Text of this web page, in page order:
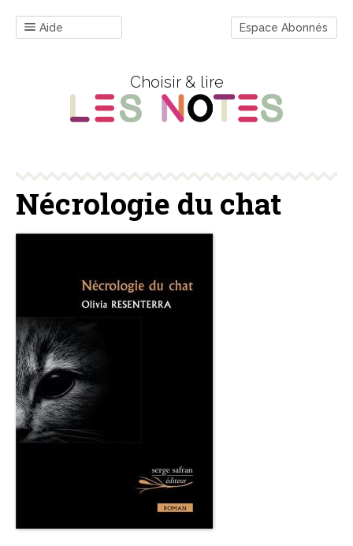
Aide Espace Abonnés
Choisir & lire
Nécrologie du chat